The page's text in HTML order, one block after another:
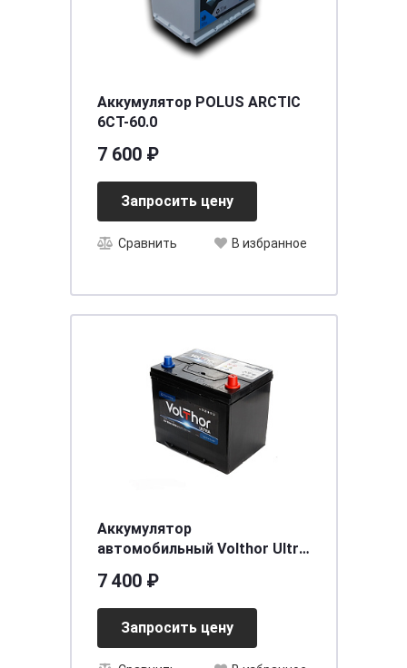
Аккумулятор POLUS ARCTIC
6CT-60.0
7 600 ₽
Запросить цену
Сравнить В избранное
Аккумулятор
автомобильный Volthor Ultra
необслуживаемый
[д230ш172в200(220)/650]
[D23]
7 400 ₽
Запросить цену